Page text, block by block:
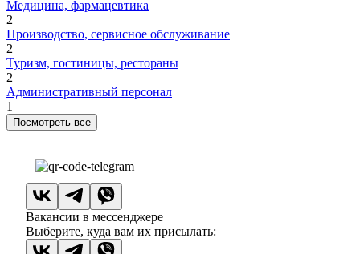
Медицина, фармацевтика
2
Производство, сервисное обслуживание
2
Туризм, гостиницы, рестораны
2
Административный персонал
1
Посмотреть все
Вакансии в мессенджере
Выберите, куда вам их присылать: